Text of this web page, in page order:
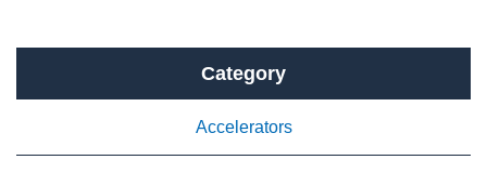
Category
Accelerators